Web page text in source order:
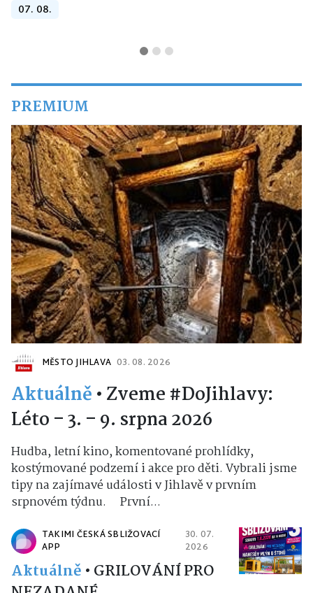
07. 08.
PREMIUM
MĚSTO JIHLAVA 03. 08. 2026
Aktuálně • Zveme #DoJihlavy:
Léto – 3. – 9. srpna 2026
Hudba, letní kino, komentované prohlídky,
kostýmované podzemí i akce pro děti. Vybrali jsme
tipy na zajímavé události v Jihlavě v prvním
srpnovém týdnu. První...
TAKIMI ČESKÁ SBLIŽOVACÍ
APP
30. 07.
2026
Aktuálně • GRILOVÁNÍ PRO